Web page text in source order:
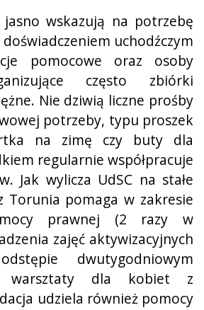
jasno wskazują na potrzebę
uchodźczym
pomocowe oraz osoby
często zbiórki
Nie dziwią liczne prośby
potrzeby, typu proszek
na zimę czy buty dla
regularnie współpracuje
Jak wylicza UdSC na stałe
Torunia pomaga w zakresie
prawnej (2 razy w
zajęć aktywizacyjnych
dwutygodniowym
warsztaty dla kobiet z
udziela również pomocy